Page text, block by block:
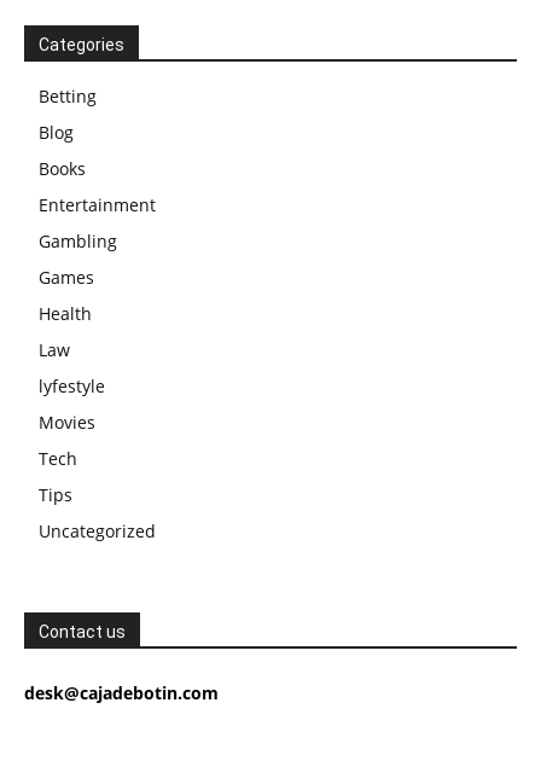
Categories
Betting
Blog
Books
Entertainment
Gambling
Games
Health
Law
lyfestyle
Movies
Tech
Tips
Uncategorized
Contact us
desk@cajadebotin.com